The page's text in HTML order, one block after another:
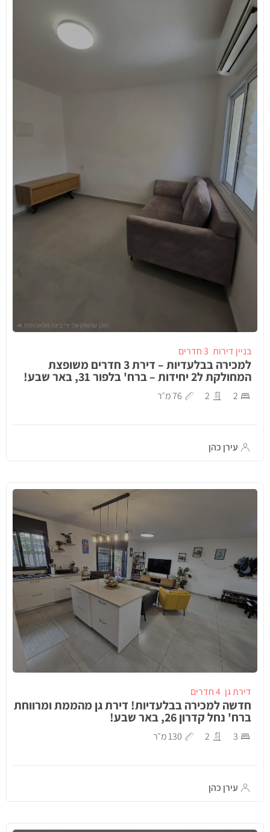
בניין דירות 3 חדרים
למכירה בבלעדיות – דירת 3 חדרים משופצת
המחולקת ל2 יחידות – ברח' בלפור 31, באר שבע!
2
2 76 מ״ר
עירן כהן
דירת גן 4 חדרים
חדשה למכירה בבלעדיות! דירת גן מהממת ומרווחת
ברח' נחל קדרון 26, באר שבע!
3
2 130 מ״ר
עירן כהן